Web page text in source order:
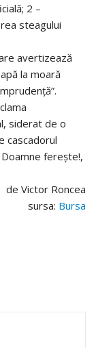
2 –
steagului
avertizează
la moară
siderat de o
cascadorul
fereşte!,
de Victor Roncea
sursa: Bursa